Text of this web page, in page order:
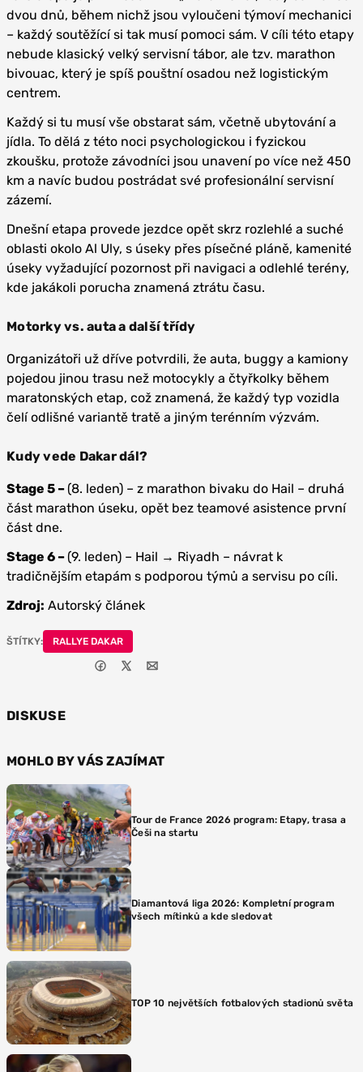
dvou dnů, během nichž jsou vyloučeni týmoví mechanici
– každý soutěžící si tak musí pomoci sám. V cíli této etapy
nebude klasický velký servisní tábor, ale tzv. marathon
bivouac, který je spíš pouštní osadou než logistickým
centrem.
Každý si tu musí vše obstarat sám, včetně ubytování a
jídla. To dělá z této noci psychologickou i fyzickou
zkoušku, protože závodníci jsou unavení po více než 450
km a navíc budou postrádat své profesionální servisní
zázemí.
Dnešní etapa provede jezdce opět skrz rozlehlé a suché
oblasti okolo Al Uly, s úseky přes písečné pláně, kamenité
úseky vyžadující pozornost při navigaci a odlehlé terény,
kde jakákoli porucha znamená ztrátu času.
Motorky vs. auta a další třídy
Organizátoři už dříve potvrdili, že auta, buggy a kamiony
pojedou jinou trasu než motocykly a čtyřkolky během
maratonských etap, což znamená, že každý typ vozidla
čelí odlišné variantě tratě a jiným terénním výzvám.
Kudy vede Dakar dál?
Stage 5 – (8. leden) – z marathon bivaku do Hail – druhá
část marathon úseku, opět bez teamové asistence první
část dne.
Stage 6 – (9. leden) – Hail → Riyadh – návrat k
tradičnějším etapám s podporou týmů a servisu po cíli.
Zdroj: Autorský článek
ŠTÍTKY: RALLYE DAKAR
DISKUSE
MOHLO BY VÁS ZAJÍMAT
Tour de France 2026 program: Etapy, trasa a
Češi na startu
Diamantová liga 2026: Kompletní program
všech mítinků a kde sledovat
TOP 10 největších fotbalových stadionů světa